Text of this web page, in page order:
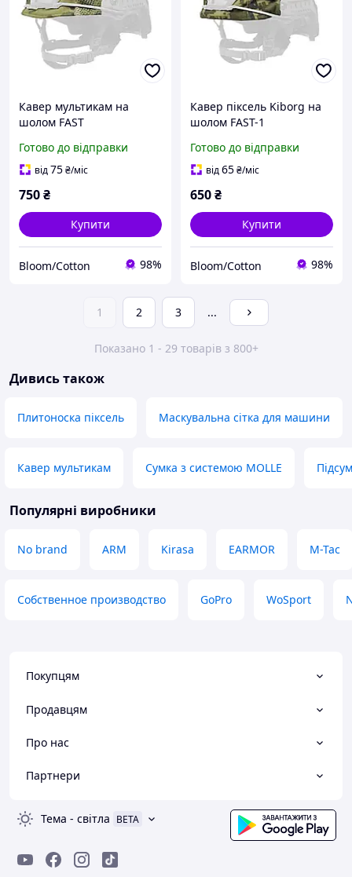
Кавер мультикам на
шолом FAST
Готово до відправки
від75₴/міс
750₴
Купити
Bloom/Cotton 98%
Кавер піксель Kiborg на
шолом FAST-1
Готово до відправки
від65₴/міс
650₴
Купити
Bloom/Cotton 98%
1 2 3 ...
Показано 1 - 29 товарів з 800+
Дивись також
Плитоноска піксель Маскувальна сітка для машини
Кавер мультикам Сумка з системою MOLLE
Популярні виробники
No brand ARM Kirasa EARMOR M-Tac
Собственное производство GoPro WoSport
Покупцям
Продавцям
Про нас
Партнери
Тема - світла BETA